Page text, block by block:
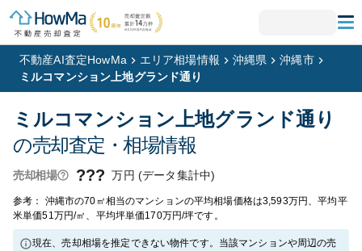
不動産AI査定HowMa エリア相場情報 沖縄県
沖縄市
ミルコマンション上地グランド通り
ミルコマンション上地グランド通り
の売却査定・相場情報
売却相場 ??? 万円 (データ集計中)
参考： 沖縄市の70㎡相当のマンションの平均相場価格は3,593万円、平均平
米単価51万円/㎡、平均坪単価170万円/坪です。
現在、売却相場を推定できない物件です。当該マンションや周辺の売